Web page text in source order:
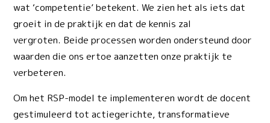
wat ‘competentie’ betekent. We zien het als iets dat
groeit in de praktijk en dat de kennis zal
vergroten. Beide processen worden ondersteund door
waarden die ons ertoe aanzetten onze praktijk te
verbeteren.
Om het RSP-model te implementeren wordt de docent
gestimuleerd tot actiegerichte, transformatieve